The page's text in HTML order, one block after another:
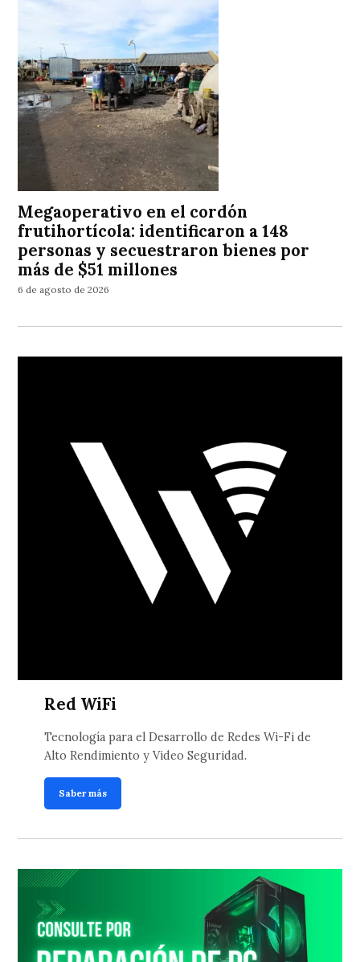
Megaoperativo en el cordón
frutihortícola: identificaron a 148
personas y secuestraron bienes por
más de $51 millones
6 de agosto de 2026
Red WiFi
Tecnología para el Desarrollo de Redes Wi-Fi de
Alto Rendimiento y Video Seguridad.
Saber más